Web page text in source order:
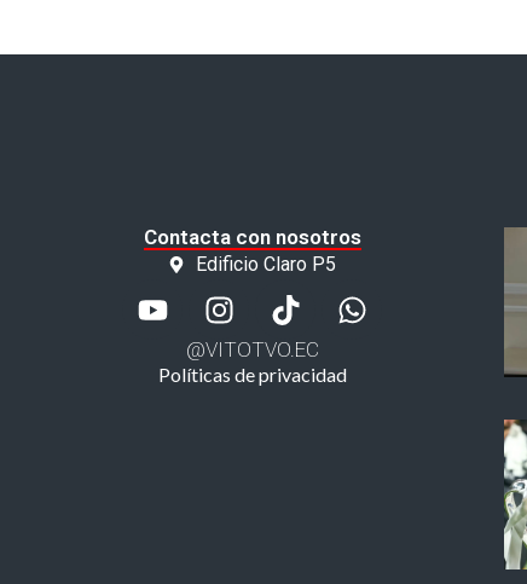
Contacta con nosotros
Edificio Claro P5
@VITOTVO.EC
Políticas de privacidad